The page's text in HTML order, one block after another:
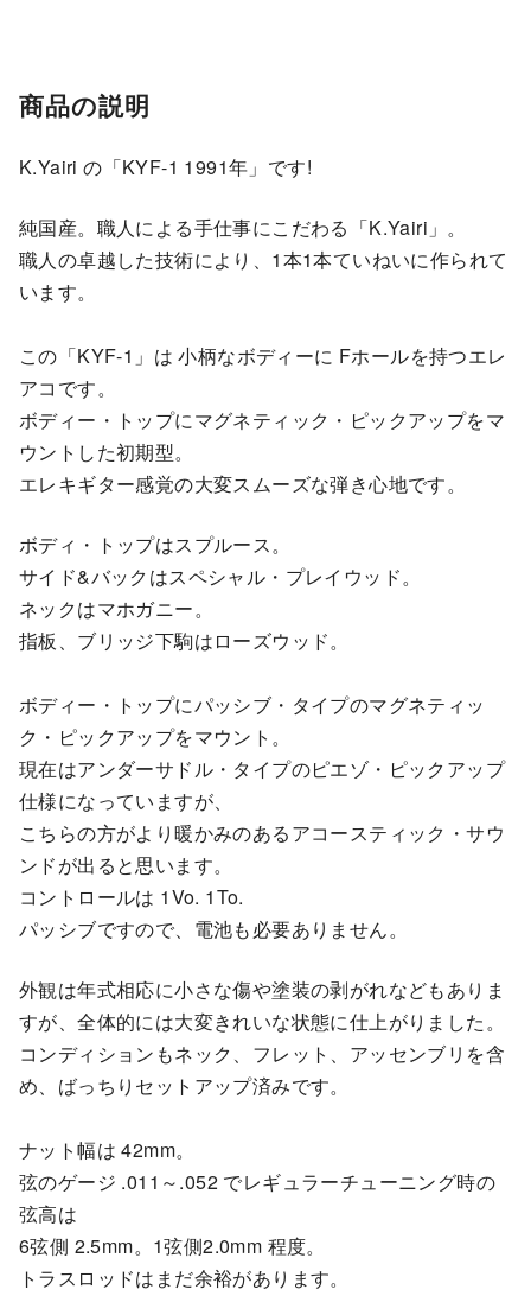
商品の説明
K.Yairi の「KYF-1 1991年」です!
純国産。職人による手仕事にこだわる「K.Yairi」。
職人の卓越した技術により、1本1本ていねいに作られて
います。
この「KYF-1」は 小柄なボディーに Fホールを持つエレ
アコです。
ボディー・トップにマグネティック・ピックアップをマ
ウントした初期型。
エレキギター感覚の大変スムーズな弾き心地です。
ボディ・トップはスプルース。
サイド&バックはスペシャル・プレイウッド。
ネックはマホガニー。
指板、ブリッジ下駒はローズウッド。
ボディー・トップにパッシブ・タイプのマグネティッ
ク・ピックアップをマウント。
現在はアンダーサドル・タイプのピエゾ・ピックアップ
仕様になっていますが、
こちらの方がより暖かみのあるアコースティック・サウ
ンドが出ると思います。
コントロールは 1Vo. 1To.
パッシブですので、電池も必要ありません。
外観は年式相応に小さな傷や塗装の剥がれなどもありま
すが、全体的には大変きれいな状態に仕上がりました。
コンディションもネック、フレット、アッセンブリを含
め、ばっちりセットアップ済みです。
ナット幅は 42mm。
弦のゲージ .011～.052 でレギュラーチューニング時の
弦高は
6弦側 2.5mm。1弦側2.0mm 程度。
トラスロッドはまだ余裕があります。